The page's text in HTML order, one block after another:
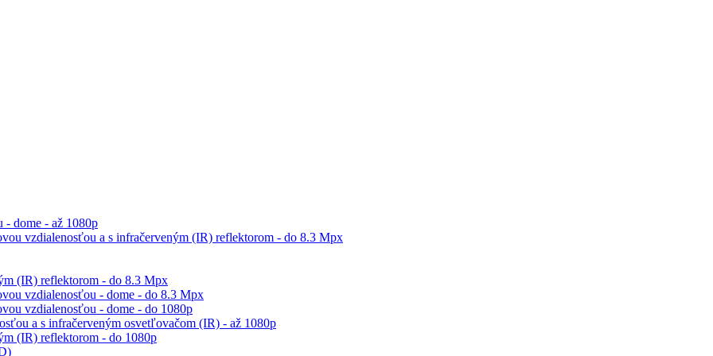
- dome - až 1080p
vzdialenosťou a s infračerveným (IR) reflektorom - do 8.3 Mpx
(IR) reflektorom - do 8.3 Mpx
vzdialenosťou - dome - do 8.3 Mpx
vzdialenosťou - dome - do 1080p
a s infračerveným osvetľovačom (IR) - až 1080p
(IR) reflektorom - do 1080p